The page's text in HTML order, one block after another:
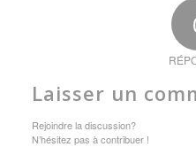
Laisser un
Rejoindre la discussion?
N’hésitez pas à contribuer !